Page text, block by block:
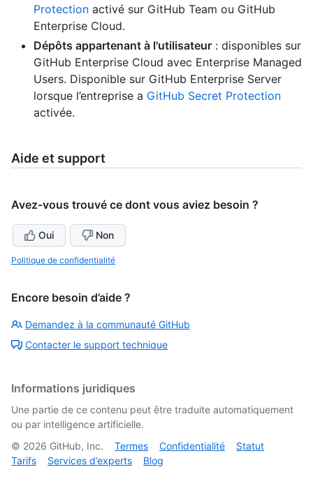
Protection activé sur GitHub Team ou GitHub
Enterprise Cloud.
Dépôts appartenant à l'utilisateur : disponibles sur
GitHub Enterprise Cloud avec Enterprise Managed
Users. Disponible sur GitHub Enterprise Server
lorsque l’entreprise a GitHub Secret Protection
activée.
Aide et support
Avez-vous trouvé ce dont vous aviez besoin ?
Oui Non
Politique de confidentialité
Encore besoin d’aide ?
Demandez à la communauté GitHub
Contacter le support technique
Informations juridiques
Une partie de ce contenu peut être traduite automatiquement
ou par intelligence artificielle.
© 2026 GitHub, Inc. Termes Confidentialité
Statut
Tarifs
Services d’experts Blog